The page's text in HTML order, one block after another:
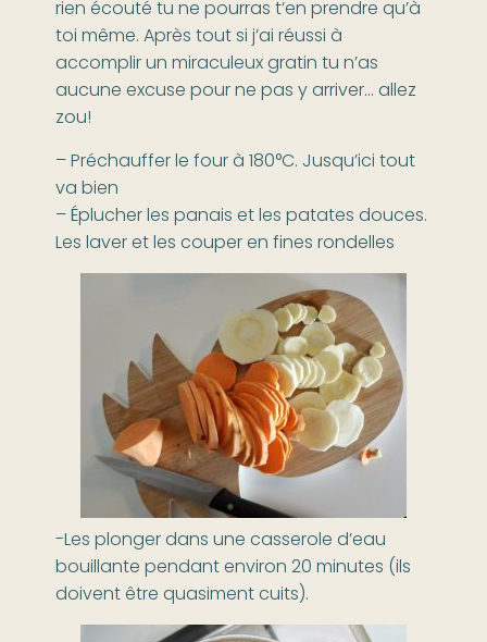
rien écouté tu ne pourras t’en prendre qu’à
toi même. Après tout si j’ai réussi à
accomplir un miraculeux gratin tu n’as
aucune excuse pour ne pas y arriver… allez
zou!
– Préchauffer le four à 180°C. Jusqu’ici tout
va bien
– Éplucher les panais et les patates douces.
Les laver et les couper en fines rondelles
-Les plonger dans une casserole d’eau
bouillante pendant environ 20 minutes (ils
doivent être quasiment cuits).